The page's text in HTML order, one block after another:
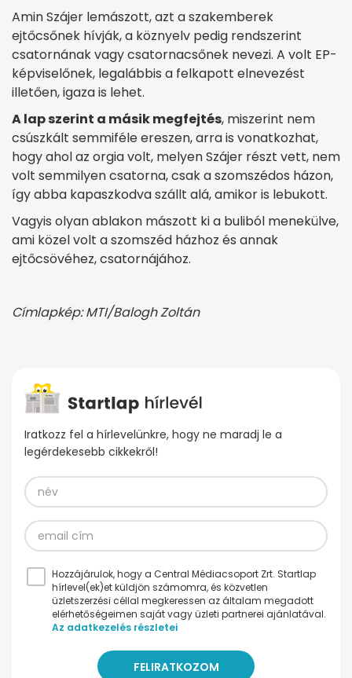
Amin Szájer lemászott, azt a szakemberek
ejtőcsőnek hívják, a köznyelv pedig rendszerint
csatornának vagy csatornacsőnek nevezi. A volt EP-
képviselőnek, legalábbis a felkapott elnevezést
illetően, igaza is lehet.
A lap szerint a másik megfejtés, miszerint nem
csúszkált semmiféle ereszen, arra is vonatkozhat,
hogy ahol az orgia volt, melyen Szájer részt vett, nem
volt semmilyen csatorna, csak a szomszédos házon,
így abba kapaszkodva szállt alá, amikor is lebukott.
Vagyis olyan ablakon mászott ki a buliból menekülve,
ami közel volt a szomszéd házhoz és annak
ejtőcsövéhez, csatornájához.
Címlapkép: MTI/Balogh Zoltán
Iratkozz fel a hírlevelünkre, hogy ne maradj le a
legérdekesebb cikkekről!
Hozzájárulok, hogy a Central Médiacsoport Zrt. Startlap
hírlevel(ek)et küldjön számomra, és közvetlen
üzletszerzési céllal megkeressen az általam megadott
elérhetőségeimen saját vagy üzleti partnerei ajánlatával.
Az adatkezelés részletei